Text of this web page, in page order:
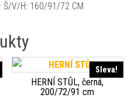
Š/V/H: 160/91/72 CM
Sleva!
HERNÍ STŮL, černá,
200/72/91 cm